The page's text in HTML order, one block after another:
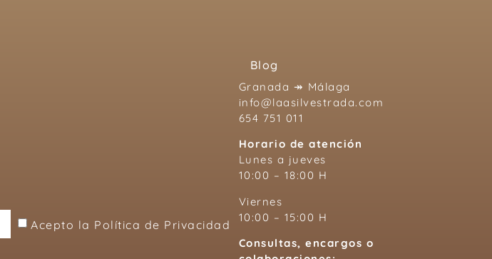
Acepto la Política de Privacidad
Blog
Granada ↠ Málaga
info@laasilvestrada.com
654 751 011
Horario de atención
Lunes a jueves
10:00 – 18:00 H
Viernes
10:00 – 15:00 H
Consultas, encargos o